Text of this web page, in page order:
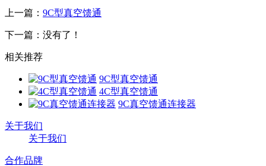
上一篇： 9C型真空馈通
下一篇：没有了！
相关推荐
9C型真空馈通
4C型真空馈通
9C真空馈通连接器
关于我们
关于我们
合作品牌